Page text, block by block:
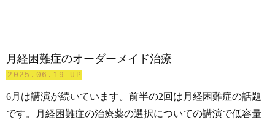
月経困難症のオーダーメイド治療
2025.06.19 UP
6月は講演が続いています。前半の2回は月経困難症の話題
です。月経困難症の治療薬の選択についての講演で低容量